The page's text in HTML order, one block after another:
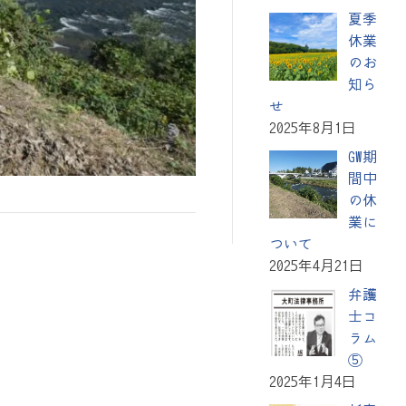
夏季
休業
のお
知ら
せ
2025年8月1日
GW期
間中
の休
業に
ついて
2025年4月21日
弁護
士コ
ラム
⑤
2025年1月4日